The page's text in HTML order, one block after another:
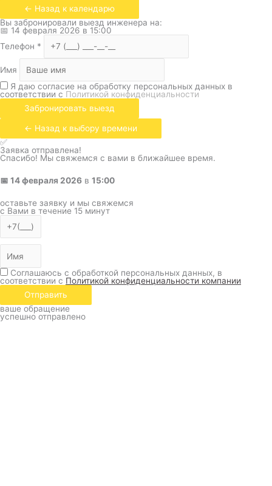
← Назад к календарю
Вы забронировали выезд инженера на:
📅 14 февраля 2026 в 15:00
Телефон *
Имя
Я даю согласие на обработку персональных данных в
соответствии с Политикой конфиденциальности
Забронировать выезд
← Назад к выбору времени
✅
Заявка отправлена!
Спасибо! Мы свяжемся с вами в ближайшее время.
📅 14 февраля 2026 в 15:00
оставьте заявку и мы свяжемся
с Вами в течение 15 минут
Соглашаюсь с обработкой персональных данных, в
соответствии с Политикой конфиденциальности компании
Отправить
ваше обращение
успешно отправлено